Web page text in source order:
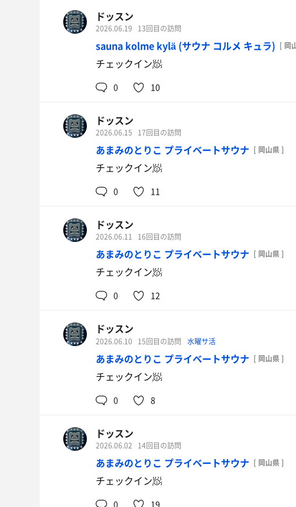
ドッスン
2026.06.19 13回目の訪問
sauna kolme kylä (サウナ コルメ キュラ) [ 岡
チェックイン🧖
0 10
ドッスン
2026.06.15 17回目の訪問
あまみのとりこ プライベートサウナ [ 岡山県 ]
チェックイン🧖
0 11
ドッスン
2026.06.11 16回目の訪問
あまみのとりこ プライベートサウナ [ 岡山県 ]
チェックイン🧖
0 12
ドッスン
2026.06.10 15回目の訪問 水曜サ活
あまみのとりこ プライベートサウナ [ 岡山県 ]
チェックイン🧖
0 8
ドッスン
2026.06.02 14回目の訪問
あまみのとりこ プライベートサウナ [ 岡山県 ]
チェックイン🧖
0 19